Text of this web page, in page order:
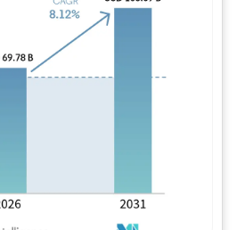
画像 © Mordor Intelligence。再利用には